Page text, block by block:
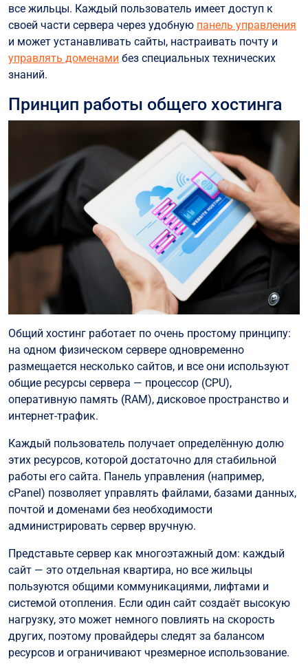
все жильцы. Каждый пользователь имеет доступ к
своей части сервера через удобную панель управления
и может устанавливать сайты, настраивать почту и
управлять доменами без специальных технических
знаний.
Принцип работы общего хостинга
Общий хостинг работает по очень простому принципу:
на одном физическом сервере одновременно
размещается несколько сайтов, и все они используют
общие ресурсы сервера — процессор (CPU),
оперативную память (RAM), дисковое пространство и
интернет-трафик.
Каждый пользователь получает определённую долю
этих ресурсов, которой достаточно для стабильной
работы его сайта. Панель управления (например,
cPanel) позволяет управлять файлами, базами данных,
почтой и доменами без необходимости
администрировать сервер вручную.
Представьте сервер как многоэтажный дом: каждый
сайт — это отдельная квартира, но все жильцы
пользуются общими коммуникациями, лифтами и
системой отопления. Если один сайт создаёт высокую
нагрузку, это может немного повлиять на скорость
других, поэтому провайдеры следят за балансом
ресурсов и ограничивают чрезмерное использование.